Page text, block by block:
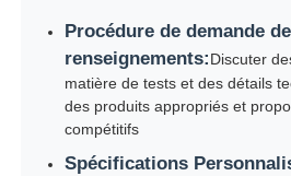
Procédure de demande de
renseignements:Discuter
matière de tests et des détails
des produits appropriés et
compétitifs
Spécifications